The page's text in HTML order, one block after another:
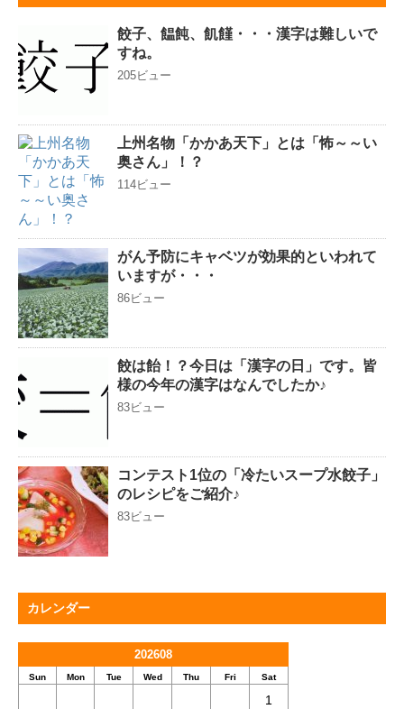
餃子、饂飩、飢饉・・・漢字は難しいで
すね。
205ビュー
上州名物「かかあ天下」とは「怖～～い
奥さん」！？
114ビュー
がん予防にキャベツが効果的といわれて
いますが・・・
86ビュー
餃は飴！？今日は「漢字の日」です。皆
様の今年の漢字はなんでしたか♪
83ビュー
コンテスト1位の「冷たいスープ水餃子」
のレシピをご紹介♪
83ビュー
カレンダー
202608
Sun Mon Tue Wed Thu Fri Sat
1